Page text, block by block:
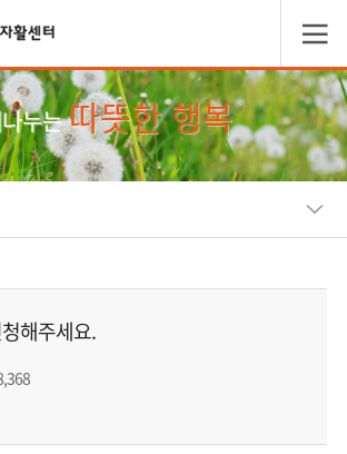
누는따뜻한 행복
해주세요.